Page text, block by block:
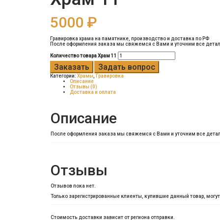
5000 ₽
Гравировка храма на памятнике, производство и доставка по РФ
После оформления заказа мы свяжемся с Вами и уточним все
Количество товара Храм 11
Заказать Задать вопрос
Категории: Храмы
Гравировка
Описание
Отзывы (0)
Доставка и оплата
Описание
После оформления заказа мы свяжемся с Вами и уточним все
Отзывы
Отзывов пока нет.
Только зарегистрированные клиенты, купившие данный товар,
Стоимость доставки зависит от региона отправки.